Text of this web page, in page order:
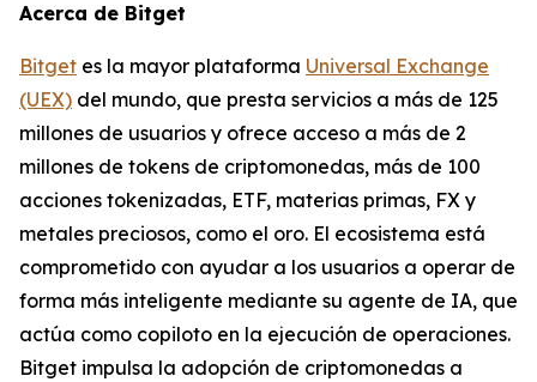
Acerca de Bitget
Bitget es la mayor plataforma Universal Exchange
(UEX) del mundo, que presta servicios a más de 125
millones de usuarios y ofrece acceso a más de 2
millones de tokens de criptomonedas, más de 100
acciones tokenizadas, ETF, materias primas, FX y
metales preciosos, como el oro. El ecosistema está
comprometido con ayudar a los usuarios a operar de
forma más inteligente mediante su agente de IA, que
actúa como copiloto en la ejecución de operaciones.
Bitget impulsa la adopción de criptomonedas a